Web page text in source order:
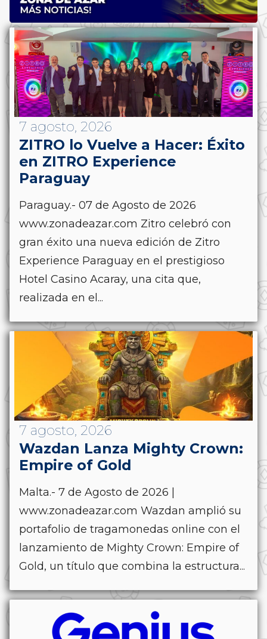
7 agosto, 2026
ZITRO lo Vuelve a Hacer: Éxito
en ZITRO Experience
Paraguay
Paraguay.- 07 de Agosto de 2026
www.zonadeazar.com Zitro celebró con
gran éxito una nueva edición de Zitro
Experience Paraguay en el prestigioso
Hotel Casino Acaray, una cita que,
realizada en el...
7 agosto, 2026
Wazdan Lanza Mighty Crown:
Empire of Gold
Malta.- 7 de Agosto de 2026 |
www.zonadeazar.com Wazdan amplió su
portafolio de tragamonedas online con el
lanzamiento de Mighty Crown: Empire of
Gold, un título que combina la estructura...